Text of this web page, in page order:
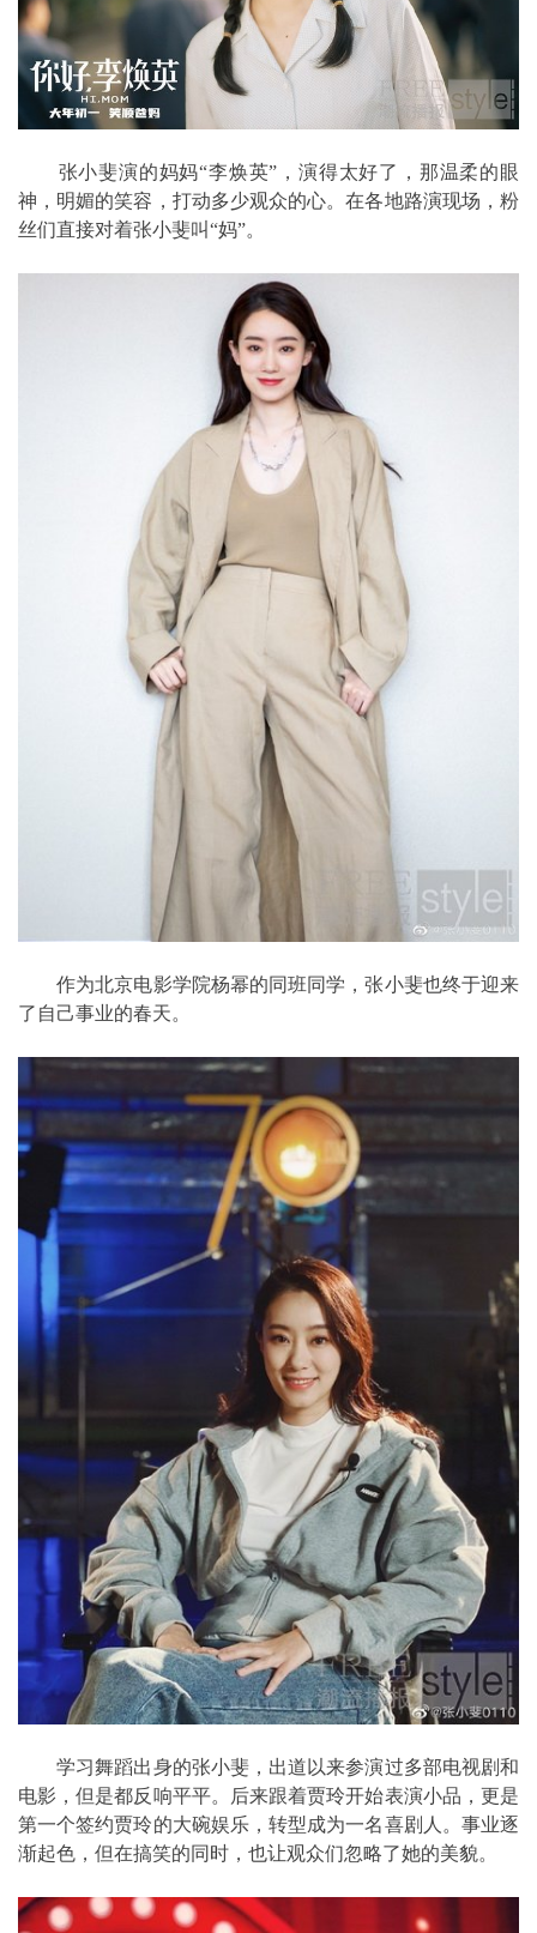
张小斐演的妈妈“李焕英”，演得太好了，那温柔的眼
神，明媚的笑容，打动多少观众的心。在各地路演现场，粉
丝们直接对着张小斐叫“妈”。
作为北京电影学院杨幂的同班同学，张小斐也终于迎来
了自己事业的春天。
学习舞蹈出身的张小斐，出道以来参演过多部电视剧和
电影，但是都反响平平。后来跟着贾玲开始表演小品，更是
第一个签约贾玲的大碗娱乐，转型成为一名喜剧人。事业逐
渐起色，但在搞笑的同时，也让观众们忽略了她的美貌。